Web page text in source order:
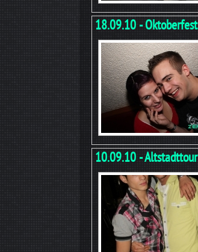
18.09.10 - Oktoberfest
10.09.10 - Altstadttour